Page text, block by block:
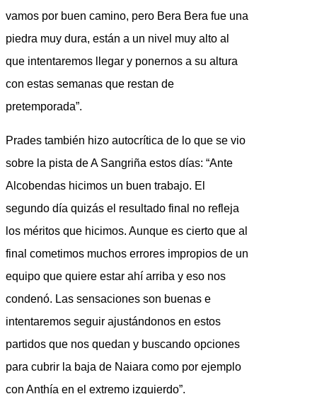
vamos por buen camino, pero Bera Bera fue una
piedra muy dura, están a un nivel muy alto al
que intentaremos llegar y ponernos a su altura
con estas semanas que restan de
pretemporada”.
Prades también hizo autocrítica de lo que se vio
sobre la pista de A Sangriña estos días: “Ante
Alcobendas hicimos un buen trabajo. El
segundo día quizás el resultado final no refleja
los méritos que hicimos. Aunque es cierto que al
final cometimos muchos errores impropios de un
equipo que quiere estar ahí arriba y eso nos
condenó. Las sensaciones son buenas e
intentaremos seguir ajustándonos en estos
partidos que nos quedan y buscando opciones
para cubrir la baja de Naiara como por ejemplo
con Anthía en el extremo izquierdo”.